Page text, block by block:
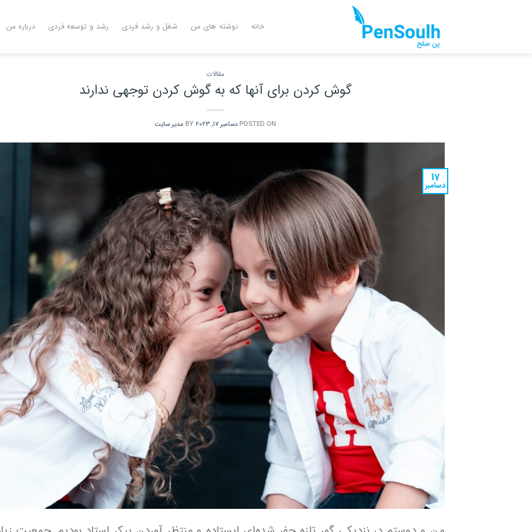
خانه نوشته های من شغل و رشد فردی رشد و توسعه فردی درباره من
مقالات
گوش کردن برای آنها که به گوش کردن توجهی ندارند
POSTED ON دسامبر 17, 2023 مدیر سایت
17
دسامبر